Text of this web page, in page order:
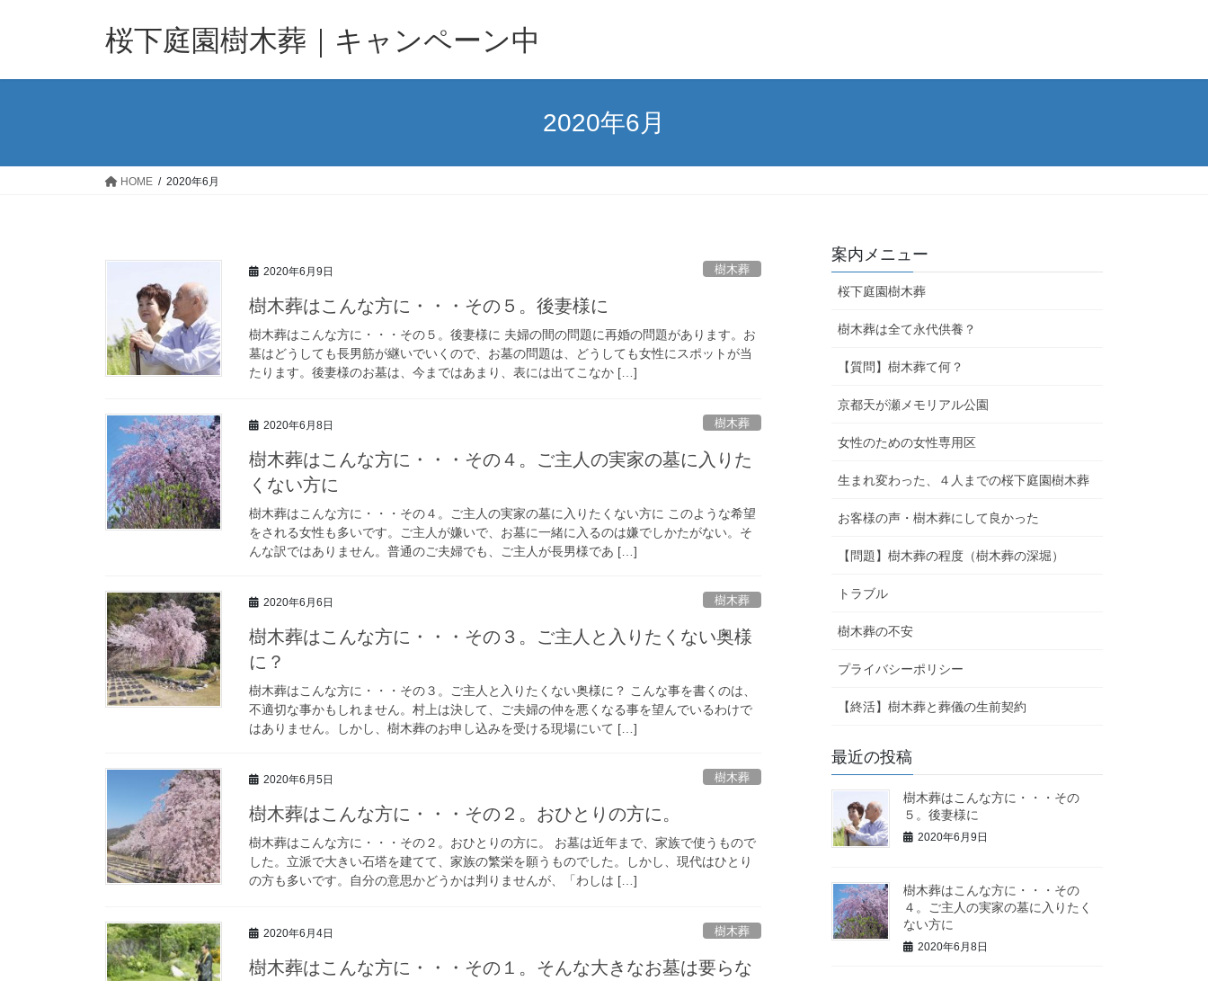
桜下庭園樹木葬｜キャンペーン中
2020年6月
HOME 2020年6月
2020年6月9日 樹木葬
樹木葬はこんな方に・・・その５。後妻様に
樹木葬はこんな方に・・・その５。後妻様に 夫婦の間の問題に再婚の問題があります。お
墓はどうしても長男筋が継いでいくので、お墓の問題は、どうしても女性にスポットが当
たります。後妻様のお墓は、今まではあまり、表には出てこなか […]
2020年6月8日 樹木葬
樹木葬はこんな方に・・・その４。ご主人の実家の墓に入りた
くない方に
樹木葬はこんな方に・・・その４。ご主人の実家の墓に入りたくない方に このような希望
をされる女性も多いです。ご主人が嫌いで、お墓に一緒に入るのは嫌でしかたがない。そ
んな訳ではありません。普通のご夫婦でも、ご主人が長男様であ […]
2020年6月6日 樹木葬
樹木葬はこんな方に・・・その３。ご主人と入りたくない奥様
に？
樹木葬はこんな方に・・・その３。ご主人と入りたくない奥様に？ こんな事を書くのは、
不適切な事かもしれません。村上は決して、ご夫婦の仲を悪くなる事を望んでいるわけで
はありません。しかし、樹木葬のお申し込みを受ける現場にいて […]
2020年6月5日 樹木葬
樹木葬はこんな方に・・・その２。おひとりの方に。
樹木葬はこんな方に・・・その２。おひとりの方に。 お墓は近年まで、家族で使うもので
した。立派で大きい石塔を建てて、家族の繁栄を願うものでした。しかし、現代はひとり
の方も多いです。自分の意思かどうかは判りませんが、「わしは […]
2020年6月4日 樹木葬
樹木葬はこんな方に・・・その１。そんな大きなお墓は要らな
案内メニュー
桜下庭園樹木葬
樹木葬は全て永代供養？
【質問】樹木葬て何？
京都天が瀬メモリアル公園
女性のための女性専用区
生まれ変わった、４人までの桜下庭園樹木葬
お客様の声・樹木葬にして良かった
【問題】樹木葬の程度（樹木葬の深堀）
トラブル
樹木葬の不安
プライバシーポリシー
【終活】樹木葬と葬儀の生前契約
最近の投稿
樹木葬はこんな方に・・・その
５。後妻様に
2020年6月9日
樹木葬はこんな方に・・・その
４。ご主人の実家の墓に入りたく
ない方に
2020年6月8日